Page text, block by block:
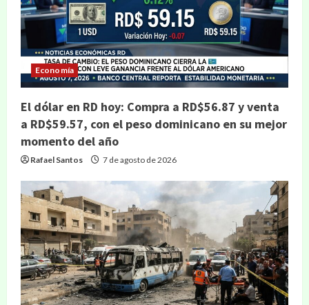
Economía
El dólar en RD hoy: Compra a RD$56.87 y venta
a RD$59.57, con el peso dominicano en su mejor
momento del año
Rafael Santos 7 de agosto de 2026